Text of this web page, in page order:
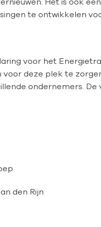
te ontwikkelen
voor het
deze plek te
ondernemers.
den Rijn